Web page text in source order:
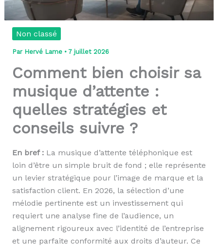
Non classé
Par Hervé Lame • 7 juillet 2026
Comment bien choisir sa
musique d’attente :
quelles stratégies et
conseils suivre ?
En bref :La musique d’attente téléphonique est
loin d’être un simple bruit de fond ; elle représente
un levier stratégique pour l’image de marque et la
satisfaction client. En 2026, la sélection d’une
mélodie pertinente est un investissement qui
requiert une analyse fine de l’audience, un
alignement rigoureux avec l’identité de l’entreprise
et une parfaite conformité aux droits d’auteur. Ce